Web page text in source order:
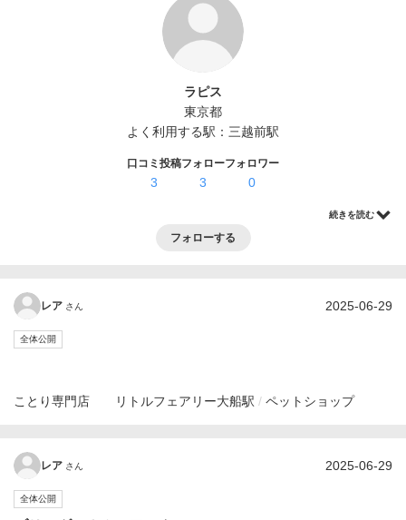
ラピス
東京都
よく利用する駅： 三越前駅
口コミ投稿
3
フォロー
3
フォロワー
0
続きを読む
フォローする
レア さん 2025-06-29
全体公開
ことり専門店 リトルフェアリー大船駅 ペットショップ
レア さん 2025-06-29
全体公開